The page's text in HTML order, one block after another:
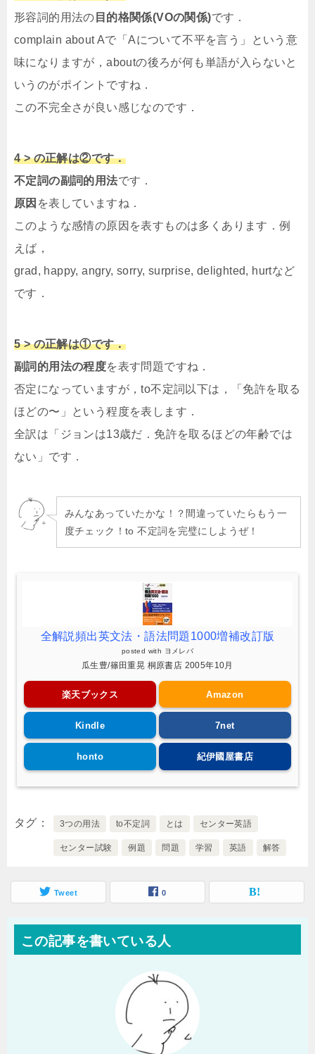
形容詞的用法の 目的格関係(VOの関係)です．
complain about Aで「Aについて不平を言う」という意
味になりますが，aboutの後ろが何も単語が入らないと
いうのがポイントですね．
この不完全さが良い感じなのです．
4 > の正解は②です．
不定詞の副詞的用法です．
原因 を表していますね．
このような感情の原因を表すものは多くあります．例
えば，
grad, happy, angry, sorry, surprise, delighted, hurtなど
です．
5 > の正解は①です．
副詞的用法の程度を表す問題ですね．
否定になっていますが，to不定詞以下は，「免許を取る
ほどの〜」という程度を表します．
全訳は「ジョンは13歳だ．免許を取るほどの年齢では
ない」です．
みんなあっていたかな！？間違っていたらもう一
度チェック！to 不定詞を完璧にしようぜ！
全解説頻出英文法・語法問題1000増補改訂版
posted with ヨメレバ
瓜生豊/篠田重晃 桐原書店 2005年10月
楽天ブックス Amazon
Kindle 7net
honto 紀伊國屋書店
タグ 3つの用法 to不定詞 とは センター英語
センター試験 例題 問題 学習 英語 解答
Tweet 0
この記事を書いている人